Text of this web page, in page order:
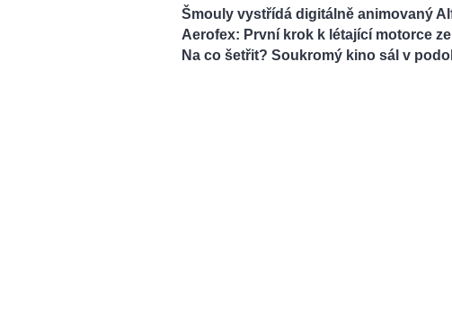
Šmouly vystřídá digitálně animovaný
Aerofex: První krok k létající motorce
Na co šetřit? Soukromý kino sál v